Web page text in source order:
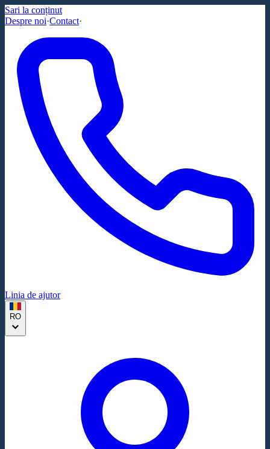
Sari la conținut
Despre noi·Contact·
Linia de ajutor
RO